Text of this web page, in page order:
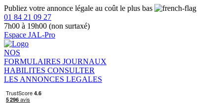
Publiez votre annonce légale au coût le plus bas
01 84 21 09 27
7h00 à 19h00 (non surtaxé)
Espace JAL-Pro
NOS
FORMULAIRES JOURNAUX
HABILITES CONSULTER
LES ANNONCES LEGALES